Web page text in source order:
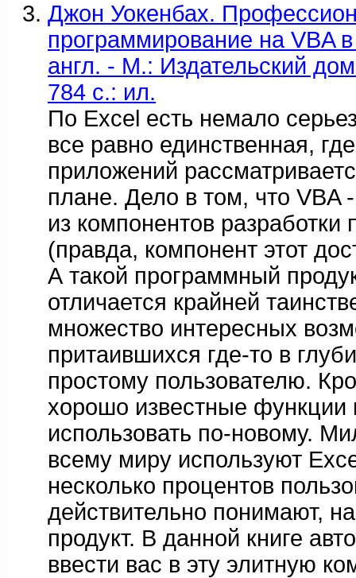
Джон Уокенбах.
программирование на VBA
англ. - М.: Издательский
784 с.: ил.
По Excel есть немало
все равно единственная,
приложений
плане. Дело в том, что VBA
из компонентов разработки
(правда, компонент этот
А такой программный
отличается крайней
множество интересных
притаившихся где-то в
простому пользователю.
хорошо известные функции
использовать по-новому.
всему миру используют
несколько процентов
действительно понимают,
продукт. В данной книге
ввести вас в эту элитную